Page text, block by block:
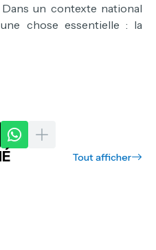
Dans un contexte national
chose essentielle : la
Tout afficher